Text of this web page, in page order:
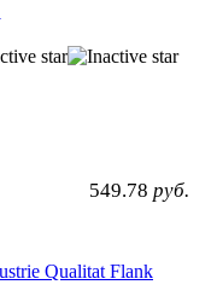
549.78 руб.